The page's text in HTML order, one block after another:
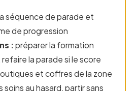
séquence de parade et
de progression
:préparer la formation
la parade si le score
et coffres de la zone
soins au hasard, partir sans